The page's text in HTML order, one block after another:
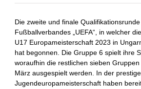
Die zweite und finale
Fußballverbandes „UEFA“, in welcher
U17 Europameisterschaft 2023 in
hat begonnen. Die Gruppe 6 spielt ihre
woraufhin die restlichen sieben Gruppen
März ausgespielt werden. In der
Jugendeuropameisterschaft haben